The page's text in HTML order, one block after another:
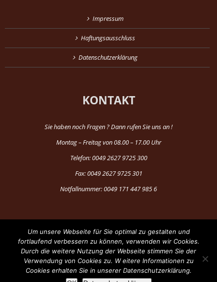
Impressum
Haftungsausschluss
Datenschutzerklärung
KONTAKT
Sie haben noch Fragen ? Dann rufen Sie uns an !
Montag – Freitag von 08.00 – 17.00 Uhr
Telefon: 0049 2627 9725 300
Fax: 0049 2627 9725 301
Notfallnummer: 0049 171 447 985 6
®Copyright 1997-2024 by Fun Production
FacebookYouTube
Um unsere Webseite für Sie optimal zu gestalten und
fortlaufend verbessern zu können, verwenden wir Cookies.
Durch die weitere Nutzung der Webseite stimmen Sie der
Verwendung von Cookies zu. W eitere Informationen zu
Cookies erhalten Sie in unserer Datenschutzerklärung.